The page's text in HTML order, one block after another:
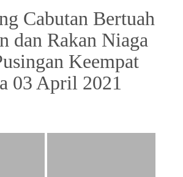
Cabutan Bertuah
dan Rakan Niaga
Keempat
03 April 2021